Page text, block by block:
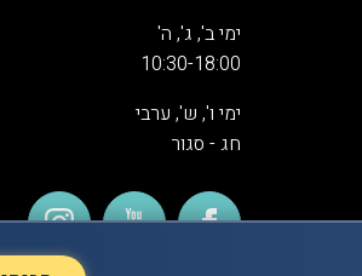
ימי ב', ג', ה'
10:30-18:00
ימי ו', ש', ערבי
חג - סגור